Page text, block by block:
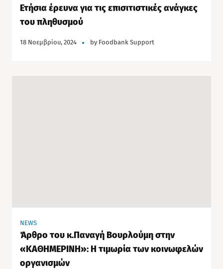
Ετήσια έρευνα για τις επισιτιστικές ανάγκες
του πληθυσμού
18 Νοεμβρίου, 2024 by Foodbank Support
NEWS
Άρθρο του κ.Παναγή Βουρλούμη στην
«ΚΑΘΗΜΕΡΙΝΗ»: Η τιμωρία των κοινωφελών
οργανισμών